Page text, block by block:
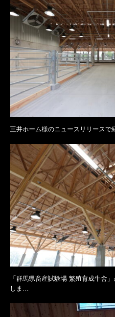
三井ホーム様のニュースリリースで
「群馬県畜産試験場 繁殖育成牛舎
しま…